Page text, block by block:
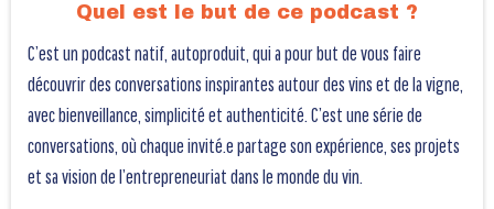
Quel est le but de ce podcast ?
C’est un podcast natif, autoproduit, qui a pour but de vous faire
découvrir des conversations inspirantes autour des vins et de la vigne,
avec bienveillance, simplicité et authenticité. C’est une série de
conversations, où chaque invité.e partage son expérience, ses projets
et sa vision de l’entrepreneuriat dans le monde du vin.